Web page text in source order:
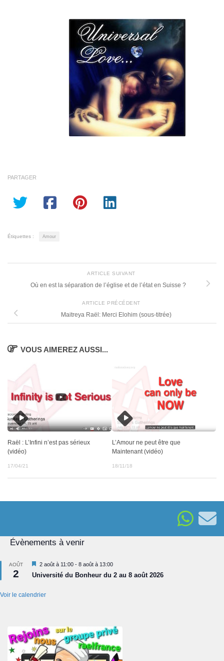
PARTAGER
Étiquettes : Amour
ARTICLE SUIVANT
Où en est la séparation de l’église et de l’état en Suisse ?
ARTICLE PRÉCÉDENT
Maitreya Raël: Merci Elohim (sous-titrée)
VOUS AIMEREZ AUSSI...
Raël : L’Infini n’est pas sérieux
(vidéo)
17/04/21
L’Amour ne peut être que
Maintenant (vidéo)
18/11/18
Évènements à venir
AOÛT
2
Mis
en
avant
2 août à 11:00 - 8 août à 13:00
Université du Bonheur du 2 au 8 août 2026
Voir le calendrier